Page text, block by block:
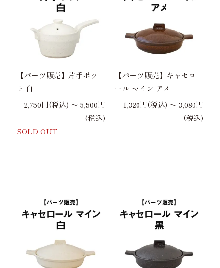
【パーツ販売】片手ポッ
ト 白
2,750円(税込) 〜 5,500円
(税込)
SOLD OUT
【パーツ販売】キャセロ
ール マイン アメ
1,320円(税込) 〜 3,080円
(税込)